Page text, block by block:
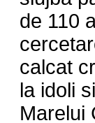
de 110
calcat
la idoli
Marelui